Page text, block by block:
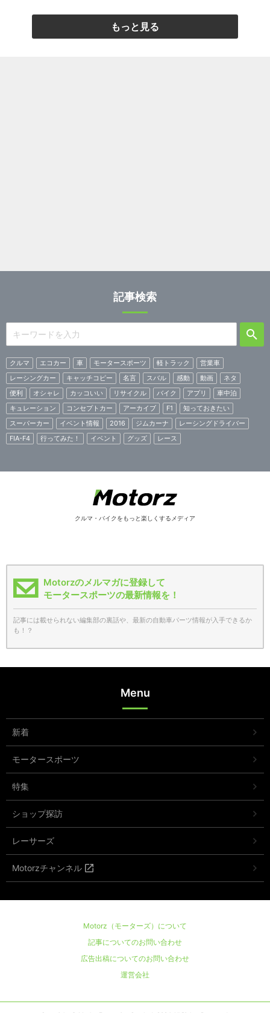
もっと見る
記事検索
クルマ エコカー 車 モータースポーツ 軽トラック
営業車
レーシングカー
キャッチコピー 名言 スバル 感動 動画
ネタ
便利
オシャレ カッコいい リサイクル バイク アプリ
車中泊
キュレーション
コンセプトカー アーカイブ F1
知っておきたい
スーパーカー
イベント情報 2016 ジムカーナ
レーシングドライバー
FIA-F4
行ってみた！ イベント グッズ レース
クルマ・バイクをもっと楽しくするメディア
Motorzのメルマガに登録して
モータースポーツの最新情報を！
記事には載せられない編集部の裏話や、最新の自動車パーツ情報が入手できるか
も！？
Menu
新着
モータースポーツ
特集
ショップ探訪
レーサーズ
Motorzチャンネル
Motorz（モーターズ）について
記事についてのお問い合わせ
広告出稿についてのお問い合わせ
運営会社